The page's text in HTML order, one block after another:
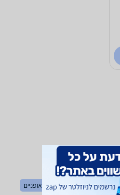
צעצועים לאמבטיה
בימבות ואופניים